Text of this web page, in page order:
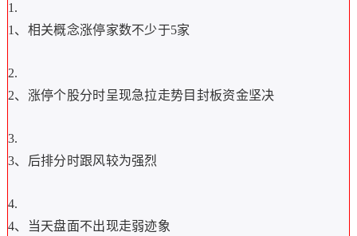
1、相关概念涨停家数不少于5家
2、涨停个股分时呈现急拉走势目封板资金坚决
3、后排分时跟风较为强烈
4、当天盘面不出现走弱迹象